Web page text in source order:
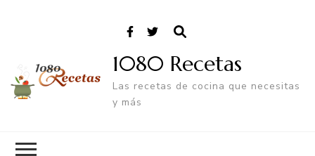
1080 Recetas
Las recetas de cocina que necesitas
y más